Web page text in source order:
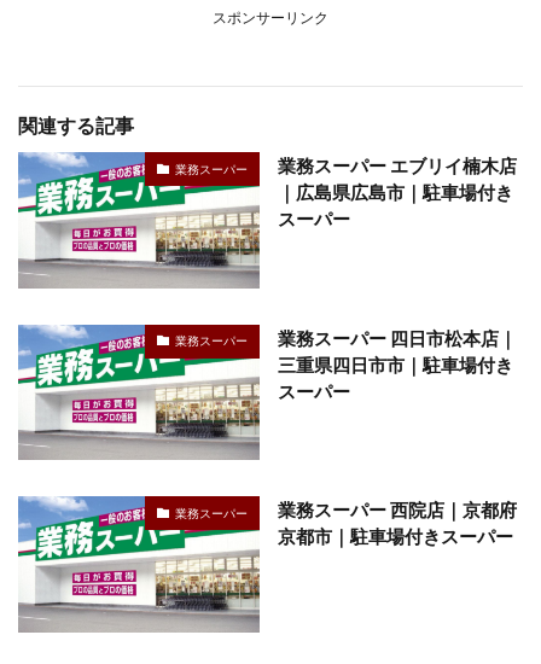
スポンサーリンク
関連する記事
業務スーパー
業務スーパー エブリイ楠木店
｜広島県広島市｜駐車場付き
スーパー
業務スーパー
業務スーパー 四日市松本店｜
三重県四日市市｜駐車場付き
スーパー
業務スーパー
業務スーパー 西院店｜京都府
京都市｜駐車場付きスーパー